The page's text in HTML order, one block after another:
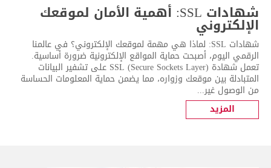
شهادات SSL: أهمية الأمان لموقعك
الإلكتروني
شهادات SSL: لماذا هي مهمة لموقعك الإلكتروني؟ في عالمنا
الرقمي اليوم، أصبحت حماية المواقع الإلكترونية ضرورة أساسية.
تعمل شهادة SSL (Secure Sockets Layer) على تشفير البيانات
المتبادلة بين موقعك وزواره، مما يضمن حماية المعلومات الحساسة
من الوصول غير...
المزيد